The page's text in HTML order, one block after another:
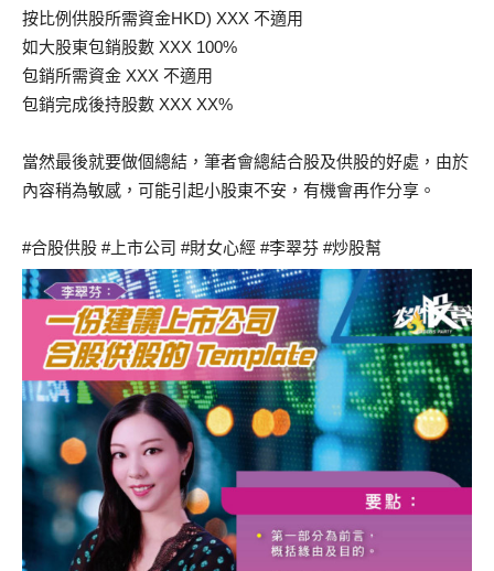
按比例供股所需資金HKD) XXX 不適用
如大股東包銷股數 XXX 100%
包銷所需資金 XXX 不適用
包銷完成後持股數 XXX XX%
當然最後就要做個總結，筆者會總結合股及供股的好處，由於
內容稍為敏感，可能引起小股東不安，有機會再作分享。
#合股供股 #上市公司 #財女心經 #李翠芬 #炒股幫